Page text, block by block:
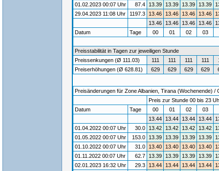
01.02.2023 00:07 Uhr
87.4 13.39 13.39 13.39 13.39
29.04.2023 11:08 Uhr
1197.3 13.46 13.46 13.46 13.46
13.46
13.46 13.46 13.46
Datum
Tage 00 01 02 03
Preisstabilität in Tagen zur jeweiligen Stunde
Preissenkungen (Ø 111.03)
111 111 111 111
Preiserhöhungen (Ø 628.81)
629 629 629 629
Preisänderungen für Zone Albanien, Tirana (Wochenende) /
Preis zur Stunde 00 bis 23
Datum
Tage 00 01 02 03
13.44
13.44 13.44 13.44
01.04.2022 00:07 Uhr
30.0 13.42 13.42 13.42 13.42
01.05.2022 00:07 Uhr
153.0 13.39 13.39 13.39 13.39
01.10.2022 00:07 Uhr
31.0 13.40 13.40 13.40 13.40
01.11.2022 00:07 Uhr
62.7 13.39 13.39 13.39 13.39
02.01.2023 16:32 Uhr
29.3 13.44 13.44 13.44 13.44